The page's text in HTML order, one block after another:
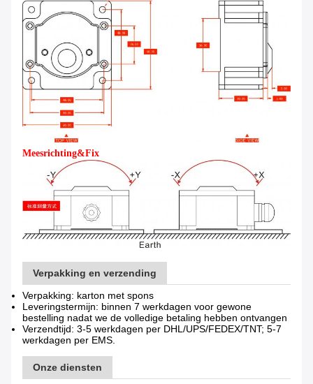
Meesrichting&Fix
Verpakking en verzending
Verpakking: karton met spons
Leveringstermijn: binnen 7 werkdagen voor gewone
bestelling nadat we de volledige betaling hebben ontvangen
Verzendtijd: 3-5 werkdagen per DHL/UPS/FEDEX/TNT; 5-7
werkdagen per EMS.
Onze diensten